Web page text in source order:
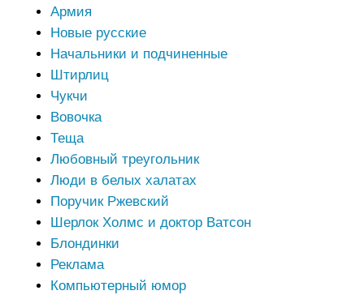
Армия
Новые русские
Начальники и подчиненные
Штирлиц
Чукчи
Вовочка
Теща
Любовный треугольник
Люди в белых халатах
Поручик Ржевский
Шерлок Холмс и доктор Ватсон
Блондинки
Реклама
Компьютерный юмор